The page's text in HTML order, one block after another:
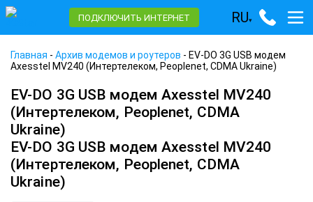
ПОДКЛЮЧИТЬ ИНТЕРНЕТ RU▾
Главная - Архив модемов и роутеров - EV-DO 3G USB модем
Axesstel MV240 (Интертелеком, Peoplenet, CDMA Ukraine)
EV-DO 3G USB модем Axesstel MV240
(Интертелеком, Peoplenet, CDMA
Ukraine)
EV-DO 3G USB модем Axesstel MV240
(Интертелеком, Peoplenet, CDMA
Ukraine)